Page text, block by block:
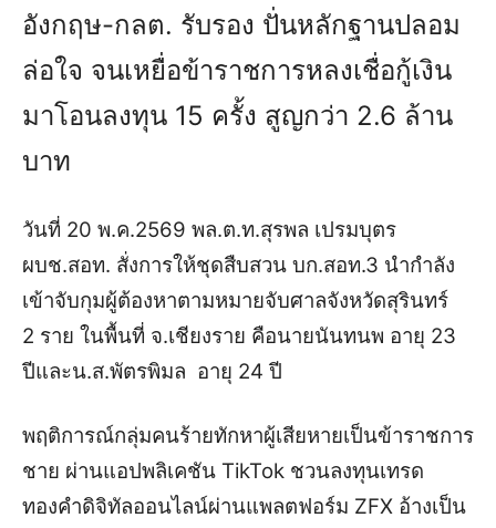
อังกฤษ-กลต. รับรอง ปั่นหลักฐานปลอม
ล่อใจ จนเหยื่อข้าราชการหลงเชื่อกู้เงิน
มาโอนลงทุน 15 ครั้ง สูญกว่า 2.6 ล้าน
บาท
วันที่ 20 พ.ค.2569 พล.ต.ท.สุรพล เปรมบุตร
ผบช.สอท. สั่งการให้ชุดสืบสวน บก.สอท.3 นำกำลัง
เข้าจับกุมผู้ต้องหาตามหมายจับศาลจังหวัดสุรินทร์
2 ราย ในพื้นที่ จ.เชียงราย คือนายนันทนพ อายุ 23
ปีและน.ส.พัตรพิมล อายุ 24 ปี
พฤติการณ์กลุ่มคนร้ายทักหาผู้เสียหายเป็นข้าราชการ
ชาย ผ่านแอปพลิเคชัน TikTok ชวนลงทุนเทรด
ทองคำดิจิทัลออนไลน์ผ่านแพลตฟอร์ม ZFX อ้างเป็น